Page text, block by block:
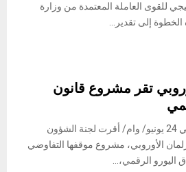
للقوى العاملة المعتمدة من وزارة
الخطوة إلى تقدير...
تقر مشروع قانون
«نبض الخليج» بروكسل في 24 يونيو/ وام/ أقرت لجنة الشؤون
الأوروبي، مشروع موقفها التفاوضي
اليورو الرقمي،...